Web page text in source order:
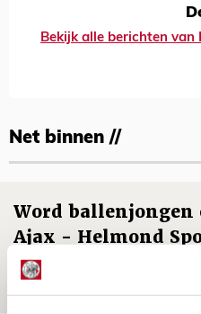
Bekijk alle berichten van
Net binnen //
Word
Ajax - Helmond
06 AUGUSTUS 2026 - 13:13